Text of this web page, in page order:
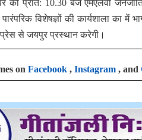
को प्रात: 10.30 बजे एमएलवी
पारंपरिक विशेषज्ञों की कार्यशाला
से जयपुर प्रस्थान करेगी।
on Facebook , Instagram , and